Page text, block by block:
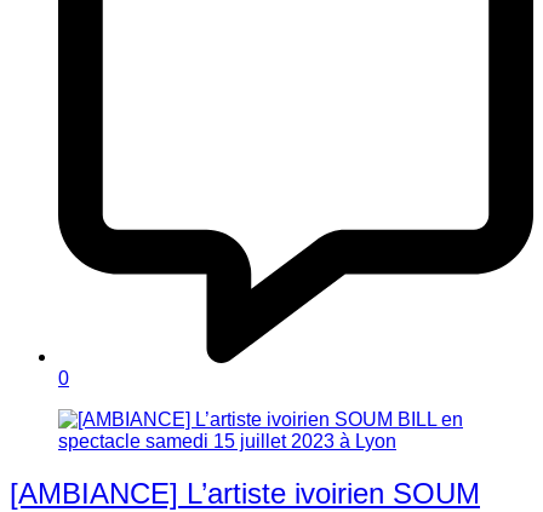
0
[AMBIANCE] L’artiste ivoirien SOUM